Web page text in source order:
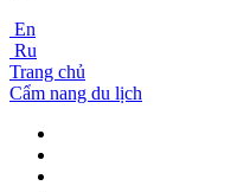
En
Ru
Trang chủ
Cẩm nang du lịch